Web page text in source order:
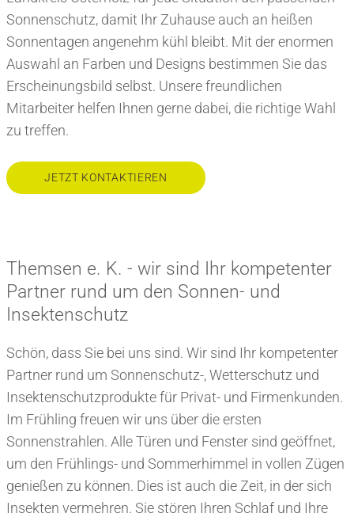
Sonnenschutz, damit Ihr Zuhause auch an heißen
Sonnentagen angenehm kühl bleibt. Mit der enormen
Auswahl an Farben und Designs bestimmen Sie das
Erscheinungsbild selbst. Unsere freundlichen
Mitarbeiter helfen Ihnen gerne dabei, die richtige Wahl
zu treffen.
JETZT KONTAKTIEREN
Themsen e. K. - wir sind Ihr kompetenter
Partner rund um den Sonnen- und
Insektenschutz
Schön, dass Sie bei uns sind. Wir sind Ihr kompetenter
Partner rund um Sonnenschutz-, Wetterschutz und
Insektenschutzprodukte für Privat- und Firmenkunden.
Im Frühling freuen wir uns über die ersten
Sonnenstrahlen. Alle Türen und Fenster sind geöffnet,
um den Frühlings- und Sommerhimmel in vollen Zügen
genießen zu können. Dies ist auch die Zeit, in der sich
Insekten vermehren. Sie stören Ihren Schlaf und Ihre